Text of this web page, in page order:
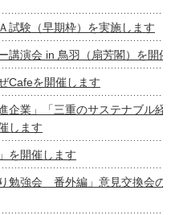
試験（早期枠）を実施します
講演会 in 鳥羽（扇芳閣）を開
Cafeを開催します
企業」「三重のサステナブル経
します
を開催します
勉強会 番外編」意見交換会の